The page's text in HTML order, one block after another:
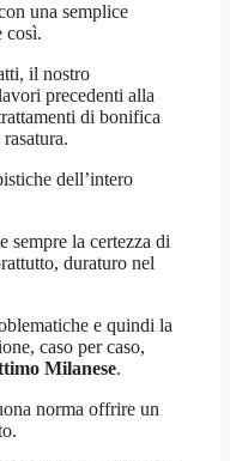
una semplice
così.
il nostro
precedenti alla
di bonifica
dell’intero
sempre la certezza di
duraturo nel
e quindi la
caso per caso,
Milanese.
norma offrire un